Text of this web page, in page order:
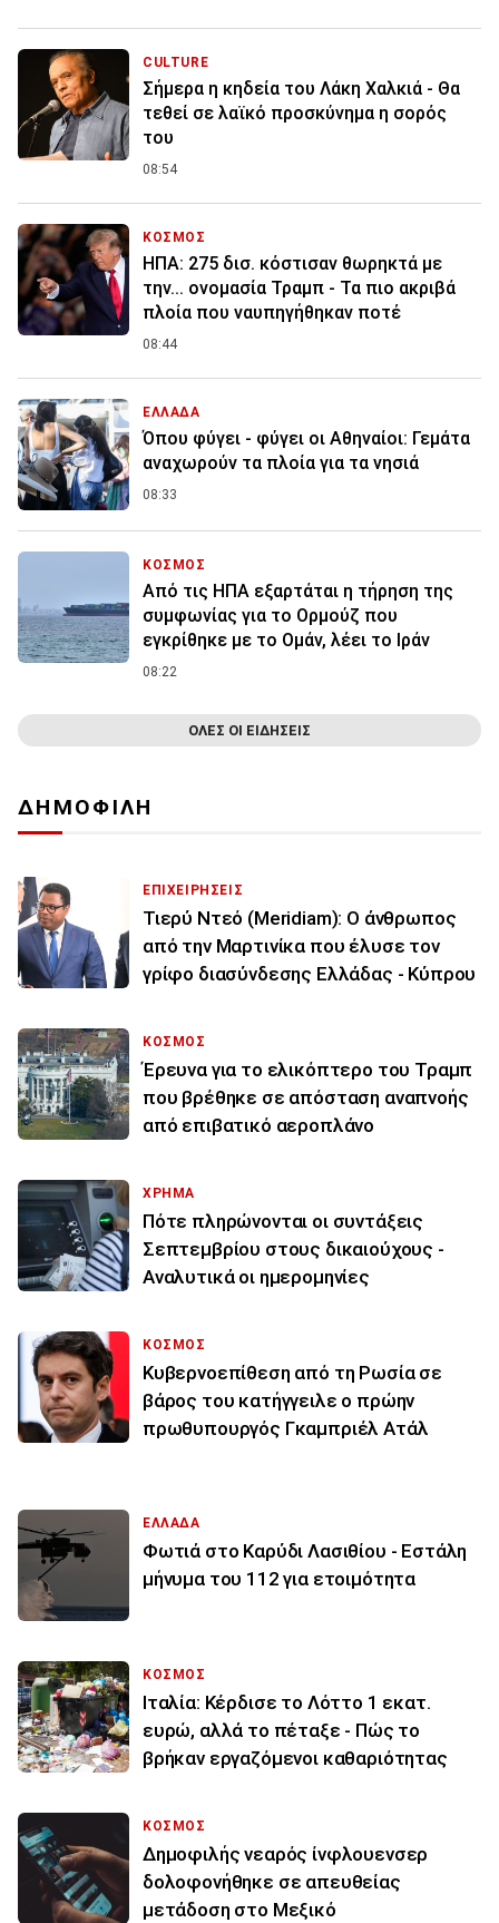
CULTURE
Σήμερα η κηδεία του Λάκη Χαλκιά - Θα
τεθεί σε λαϊκό προσκύνημα η σορός
του
08:54
ΚΟΣΜΟΣ
ΗΠΑ: 275 δισ. κόστισαν θωρηκτά με
την... ονομασία Τραμπ - Τα πιο ακριβά
πλοία που ναυπηγήθηκαν ποτέ
08:44
ΕΛΛΑΔΑ
Όπου φύγει - φύγει οι Αθηναίοι: Γεμάτα
αναχωρούν τα πλοία για τα νησιά
08:33
ΚΟΣΜΟΣ
Από τις ΗΠΑ εξαρτάται η τήρηση της
συμφωνίας για το Ορμούζ που
εγκρίθηκε με το Ομάν, λέει το Ιράν
08:22
ΟΛΕΣ ΟΙ ΕΙΔΗΣΕΙΣ
ΔΗΜΟΦΙΛΗ
ΕΠΙΧΕΙΡΗΣΕΙΣ
Τιερύ Ντεό (Meridiam): Ο άνθρωπος
από την Μαρτινίκα που έλυσε τον
γρίφο διασύνδεσης Ελλάδας - Κύπρου
ΚΟΣΜΟΣ
Έρευνα για το ελικόπτερο του Τραμπ
που βρέθηκε σε απόσταση αναπνοής
από επιβατικό αεροπλάνο
ΧΡΗΜΑ
Πότε πληρώνονται οι συντάξεις
Σεπτεμβρίου στους δικαιούχους -
Αναλυτικά οι ημερομηνίες
ΚΟΣΜΟΣ
Κυβερνοεπίθεση από τη Ρωσία σε
βάρος του κατήγγειλε ο πρώην
πρωθυπουργός Γκαμπριέλ Ατάλ
ΕΛΛΑΔΑ
Φωτιά στο Καρύδι Λασιθίου - Εστάλη
μήνυμα του 112 για ετοιμότητα
ΚΟΣΜΟΣ
Ιταλία: Κέρδισε το Λόττο 1 εκατ.
ευρώ, αλλά το πέταξε - Πώς το
βρήκαν εργαζόμενοι καθαριότητας
ΚΟΣΜΟΣ
Δημοφιλής νεαρός ίνφλουενσερ
δολοφονήθηκε σε απευθείας
μετάδοση στο Μεξικό